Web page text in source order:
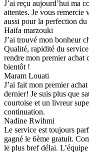
J’ai reçu aujourd’hui ma
attentes. Je vous
aussi pour la perfection
Haifa marzouki
J’ai trouvé mon bonheur
Qualité, rapidité du
rendre mon premier achat
bientôt !
Maram Louati
J’ai fait mon premier
dernier! Je suis plus que
courtoise et un livreur
continuation.
Nadine Rwihmi
Le service est toujours
gagné le 6ème gratuit.
le plus bref délai.